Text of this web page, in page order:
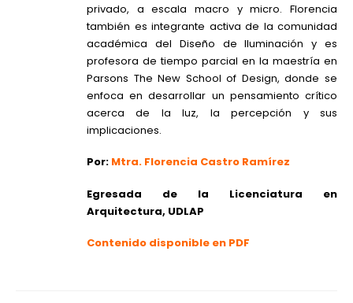
privado, a escala macro y micro. Florencia
también es integrante activa de la comunidad
académica del Diseño de Iluminación y es
profesora de tiempo parcial en la maestría en
Parsons The New School of Design, donde se
enfoca en desarrollar un pensamiento crítico
acerca de la luz, la percepción y sus
implicaciones.
Por: Mtra. Florencia Castro Ramírez
Egresada de la Licenciatura en
Arquitectura, UDLAP
Contenido disponible en PDF